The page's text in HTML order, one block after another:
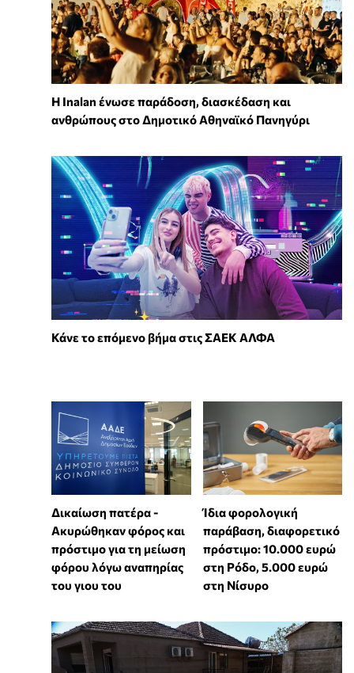
Η Inalan ένωσε παράδοση, διασκέδαση και
ανθρώπους στο Δημοτικό Αθηναϊκό Πανηγύρι
Κάνε το επόμενο βήμα στις ΣΑΕΚ ΑΛΦΑ
Δικαίωση πατέρα -
Ακυρώθηκαν φόρος και
πρόστιμο για τη μείωση
φόρου λόγω αναπηρίας
του γιου του
Ίδια φορολογική
παράβαση, διαφορετικό
πρόστιμο: 10.000 ευρώ
στη Ρόδο, 5.000 ευρώ
στη Νίσυρο